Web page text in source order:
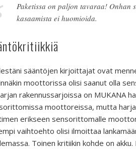
Paketissa on paljon tavaraa! Onhan
kasaamista ei huomioida.
sääntöjen kirjoittajat ovat
moottorissa olisi saanut olla
rakennussarjoissa on MUKANA
moottoreissa, mutta
erikseen sensorittomalle
vaihtoehto olisi ilmoittaa
Toinen kritiikin kohde on